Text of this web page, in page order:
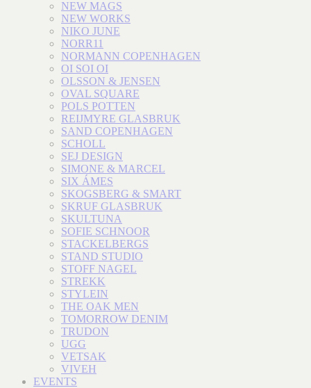
NEW MAGS
NEW WORKS
NIKO JUNE
NORR11
NORMANN COPENHAGEN
OI SOI OI
OLSSON & JENSEN
OVAL SQUARE
POLS POTTEN
REIJMYRE GLASBRUK
SAND COPENHAGEN
SCHOLL
SEJ DESIGN
SIMONE & MARCEL
SIX ÁMES
SKOGSBERG & SMART
SKRUF GLASBRUK
SKULTUNA
SOFIE SCHNOOR
STACKELBERGS
STAND STUDIO
STOFF NAGEL
STREKK
STYLEIN
THE OAK MEN
TOMORROW DENIM
TRUDON
UGG
VETSAK
VIVEH
EVENTS